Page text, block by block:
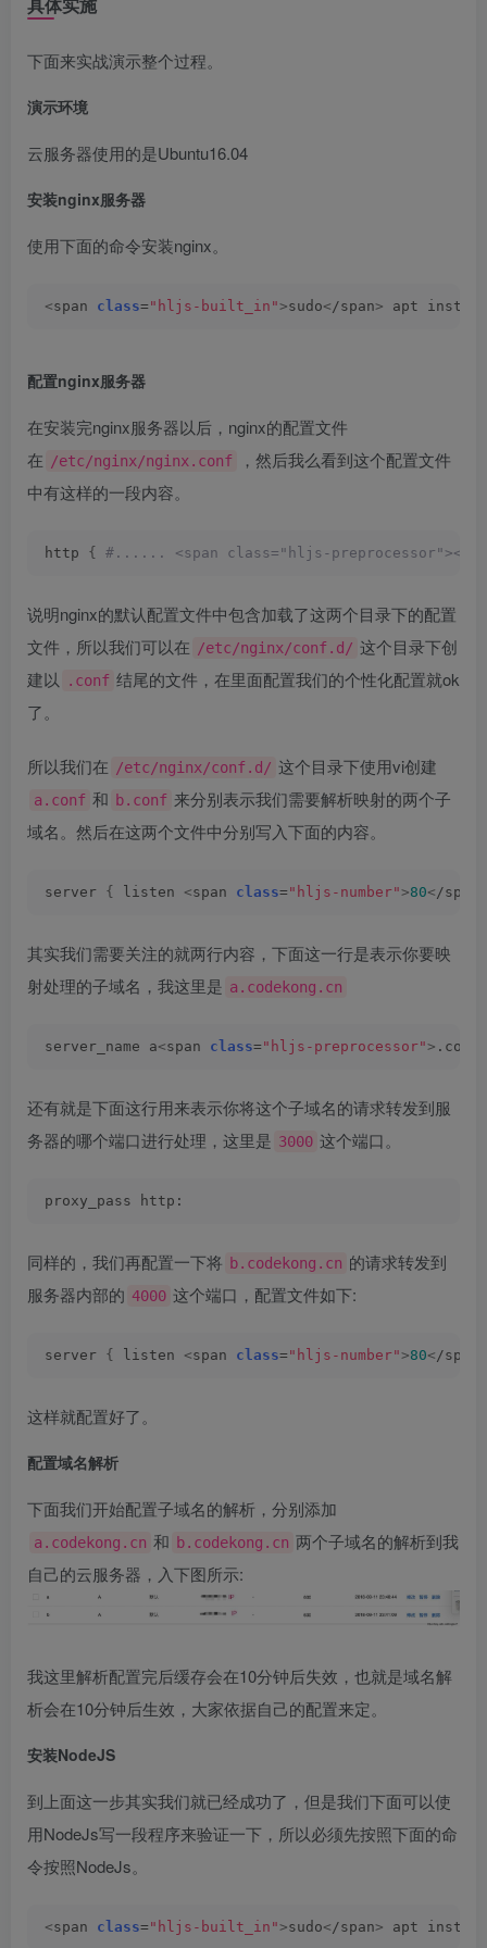
具体实施
下面来实战演示整个过程。
演示环境
云服务器使用的是Ubuntu16.04
安装nginx服务器
使用下面的命令安装nginx。
<span class= "hljs-built_in">sudo< /span> apt install
配置nginx服务器
在安装完nginx服务器以后，nginx的配置文件
在 /etc/nginx/nginx.conf
，然后我么看到这个配置文件
中有这样的一段内容。
http { #...... <span class="hljs-
说明nginx的默认配置文件中包含加载了这两个目录下的配置
文件，所以我们可以在 /etc/nginx/conf.d/ 这个目录下创
建以
.conf 结尾的文件，在里面配置我们的个性化配置就ok
了。
所以我们在 /etc/nginx/conf.d/ 这个目录下使用vi创建
a.conf 和 b.conf 来分别表示我们需要解析映射的两个子
域名。然后在这两个文件中分别写入下面的内容。
server { listen <span class= "hljs-number">80< /span
其实我们需要关注的就两行内容，下面这一行是表示你要映
射处理的子域名，我这里是 a.codekong.cn
server_name a<span class= "hljs-preprocessor">
还有就是下面这行用来表示你将这个子域名的请求转发到服
务器的哪个端口进行处理，这里是 3000 这个端口。
proxy_pass http:
同样的，我们再配置一下将 b.codekong.cn 的请求转发到
服务器内部的 4000 这个端口，配置文件如下:
server { listen <span class= "hljs-number">80< /span
这样就配置好了。
配置域名解析
下面我们开始配置子域名的解析，分别添加
a.codekong.cn 和 b.codekong.cn 两个子域名的解析到我
自己的云服务器，入下图所示:
我这里解析配置完后缓存会在10分钟后失效，也就是域名解
析会在10分钟后生效，大家依据自己的配置来定。
安装NodeJS
到上面这一步其实我们就已经成功了，但是我们下面可以使
用NodeJs写一段程序来验证一下，所以必须先按照下面的命
令按照NodeJs。
<span class= "hljs-built_in">sudo< /span> apt